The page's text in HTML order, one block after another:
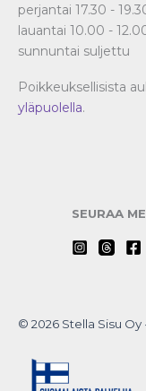
perjantai 17.30 -
lauantai 10.00 -
sunnuntai suljettu
Poikkeuksellisista
yläpuolella.
SEURAA
© 2026 Stella Sisu Oy